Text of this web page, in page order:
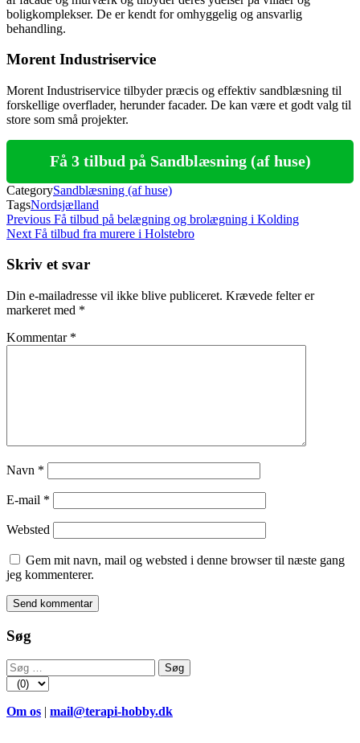
boligkomplekser. De er kendt for omhyggelig og ansvarlig
behandling.
Morent Industriservice
Morent Industriservice tilbyder præcis og effektiv sandblæsning til
forskellige overflader, herunder facader. De kan være et godt valg til
store som små projekter.
Få 3 tilbud på Sandblæsning (af huse)
CategorySandblæsning (af huse)
TagsNordsjælland
Indlægsnavigation
Previous
Post
Previous Få tilbud på belægning og brolægning i Kolding
Next
Next Få tilbud fra murere i Holstebro
Skriv et svar
Din e-mailadresse vil ikke blive publiceret. Krævede felter er
markeret med *
Kommentar *
Navn *
E-mail *
Websted
Gem mit navn, mail og websted i denne browser til næste gang
jeg kommenterer.
Søg
Søg
efter:
Om os mail@terapi-hobby.dk